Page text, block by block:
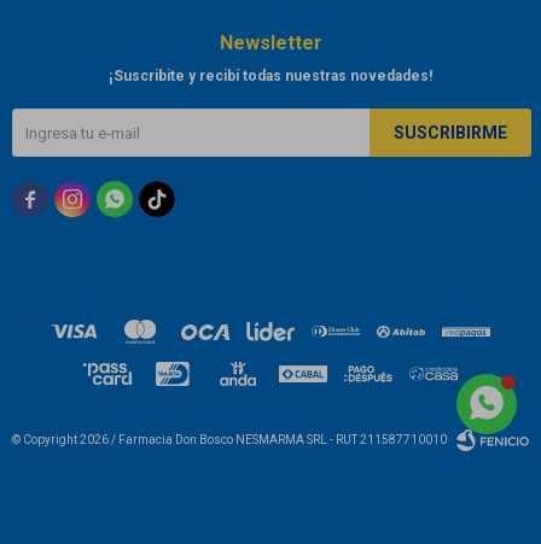
Newsletter
¡Suscribite y recibí todas nuestras novedades!
SUSCRIBIRME
  
© Copyright 2026 / Farmacia Don Bosco NESMARMA SRL - RUT 211587710010